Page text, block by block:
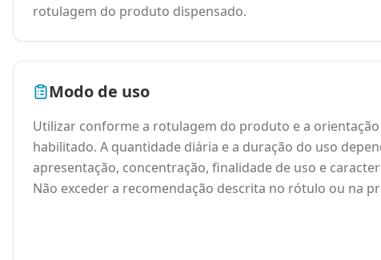
rotulagem do produto dispensado.
Modo de uso
Utilizar conforme a rotulagem do produto e a
habilitado. A quantidade diária e a duração do uso
apresentação, concentração, finalidade de uso e
Não exceder a recomendação descrita no rótulo ou na